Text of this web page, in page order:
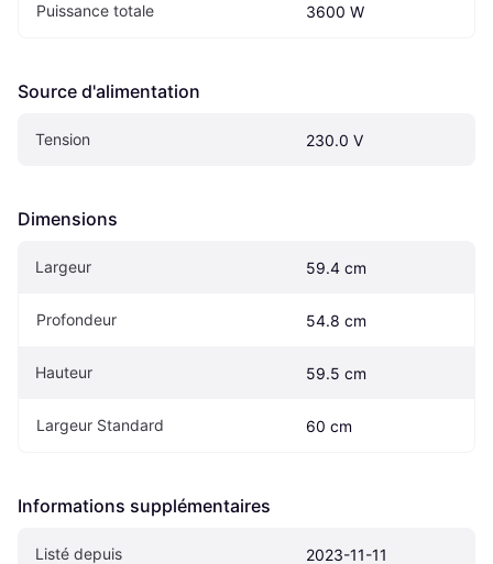
Puissance totale 3600 W
Source d'alimentation
Tension 230.0 V
Dimensions
Largeur 59.4 cm
Profondeur 54.8 cm
Hauteur 59.5 cm
Largeur Standard 60 cm
Informations supplémentaires
Listé depuis 2023-11-11